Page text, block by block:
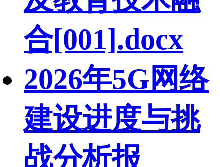
合[001].docx
2026年5G网络
建设进度与挑
战分析报